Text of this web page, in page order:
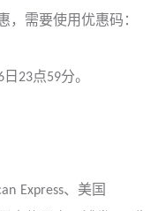
，需要使用优惠码：
23点59分。
Express、美国